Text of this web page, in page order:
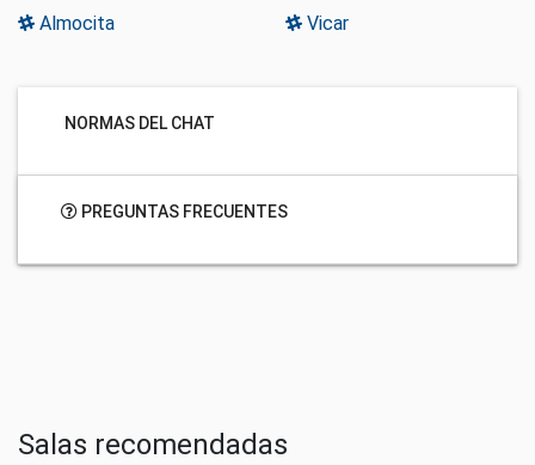
Almocita Vicar
NORMAS DEL CHAT
PREGUNTAS FRECUENTES
Salas recomendadas